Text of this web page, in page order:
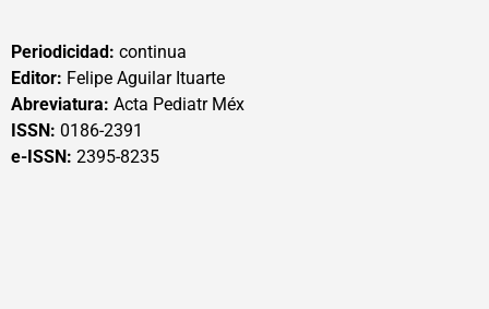
Periodicidad: continua
Editor: Felipe Aguilar Ituarte
Abreviatura: Acta Pediatr Méx
ISSN: 0186-2391
e-ISSN: 2395-8235